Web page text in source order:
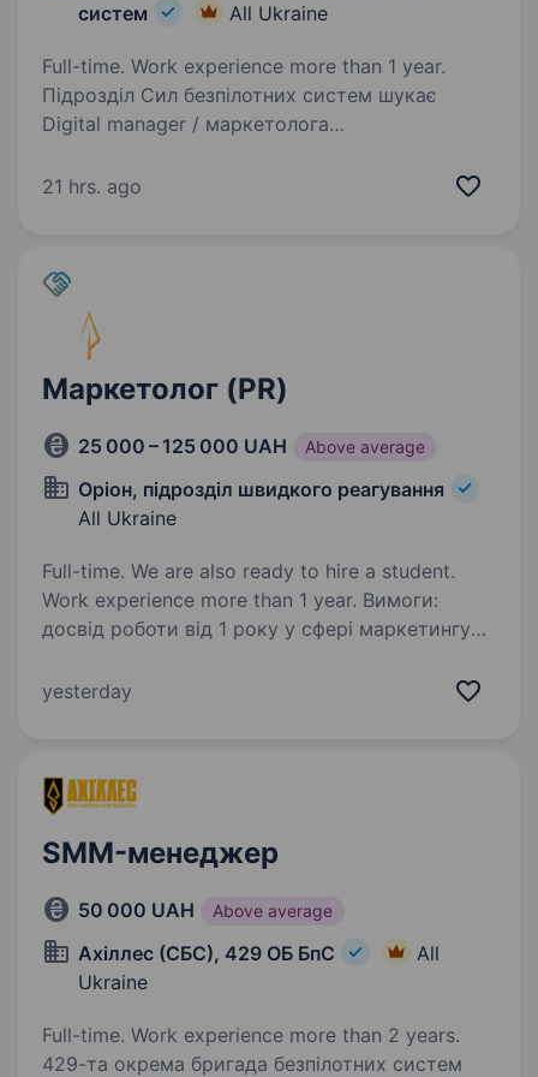
систем
All Ukraine
Full-time. Work experience more than 1 year.
Підрозділ Сил безпілотних систем шукає
Digital manager / маркетолога
підрозділу, підтримувати рекрутинг, будувати
21 hrs. ago
Маркетолог (PR)
25 000 – 125 000 UAH Above average
Оріон, підрозділ швидкого реагування
All Ukraine
Full-time. We are also ready to hire a student.
Work experience more than 1 year. Вимоги:
досвід роботи від 1 року у сфері маркетингу
в аналогічних проєктах мотивація
yesterday
SMM-менеджер
50 000 UAH Above average
Ахіллес (СБС), 429 ОБ БпС
All
Ukraine
Full-time. Work experience more than 2 years.
429-та окрема бригада безпілотних систем